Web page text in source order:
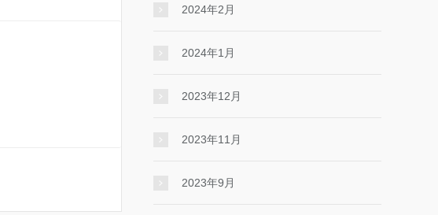
2024年2月
2024年1月
2023年12月
2023年11月
2023年9月